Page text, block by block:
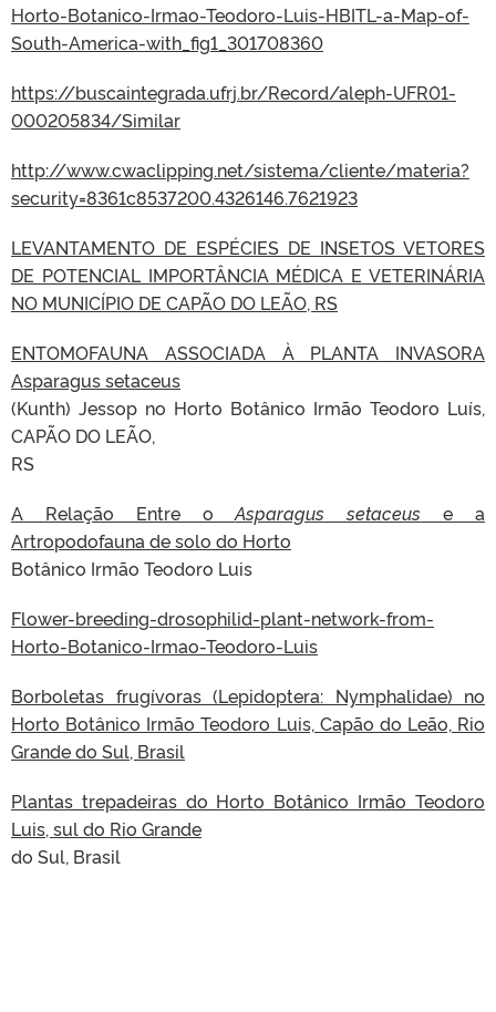
Horto-Botanico-Irmao-Teodoro-Luis-HBITL-a-Map-of-
South-America-with_fig1_301708360
https://buscaintegrada.ufrj.br/Record/aleph-UFR01-
000205834/Similar
http://www.cwaclipping.net/sistema/cliente/materia?
security=8361c8537200.4326146.7621923
LEVANTAMENTO DE ESPÉCIES DE INSETOS VETORES
DE POTENCIAL IMPORTÂNCIA MÉDICA E VETERINÁRIA
NO MUNICÍPIO DE CAPÃO DO LEÃO, RS
ENTOMOFAUNA ASSOCIADA À PLANTA INVASORA
Asparagus setaceus
(Kunth) Jessop no Horto Botânico Irmão Teodoro Luís,
CAPÃO DO LEÃO,
RS
A Relação Entre oAsparagus setaceus e a
Artropodofauna de solo do Horto
Botânico Irmão Teodoro Luis
Flower-breeding-drosophilid-plant-network-from-
Horto-Botanico-Irmao-Teodoro-Luis
Borboletas frugívoras (Lepidoptera: Nymphalidae) no
Horto Botânico Irmão Teodoro Luis, Capão do Leão, Rio
Grande do Sul, Brasil
Plantas trepadeiras do Horto Botânico Irmão Teodoro
Luis, sul do Rio Grande
do Sul, Brasil